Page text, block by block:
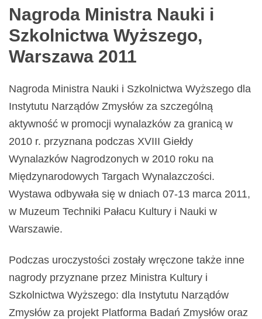
Nagroda Ministra Nauki i
Szkolnictwa Wyższego,
Warszawa 2011
Nagroda Ministra Nauki i Szkolnictwa Wyższego dla
Instytutu Narządów Zmysłów za szczególną
aktywność w promocji wynalazków za granicą w
2010 r. przyznana podczas XVIII Giełdy
Wynalazków Nagrodzonych w 2010 roku na
Międzynarodowych Targach Wynalazczości.
Wystawa odbywała się w dniach 07-13 marca 2011,
w Muzeum Techniki Pałacu Kultury i Nauki w
Warszawie.
Podczas uroczystości zostały wręczone także inne
nagrody przyznane przez Ministra Kultury i
Szkolnictwa Wyższego: dla Instytutu Narządów
Zmysłów za projekt Platforma Badań Zmysłów oraz